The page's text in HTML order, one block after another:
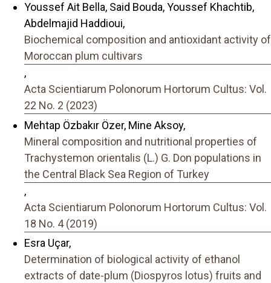
Youssef Ait Bella, Said Bouda, Youssef Khachtib,
Abdelmajid Haddioui,
Biochemical composition and antioxidant activity of
Moroccan plum cultivars
,
Acta Scientiarum Polonorum Hortorum Cultus: Vol.
22 No. 2 (2023)
Mehtap Özbakır Özer, Mine Aksoy,
Mineral composition and nutritional properties of
Trachystemon orientalis (L.) G. Don populations in
the Central Black Sea Region of Turkey
,
Acta Scientiarum Polonorum Hortorum Cultus: Vol.
18 No. 4 (2019)
Esra Uçar,
Determination of biological activity of ethanol
extracts of date-plum (Diospyros lotus) fruits and